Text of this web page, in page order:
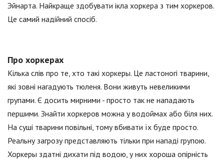
Эйнарта. Найкраще здобувати ікла хоркера з тим хоркеров.
Це самий надійний спосіб.
Про хоркерах
Кілька слів про те, хто такі хоркеры. Це ластоногі тварини,
які зовні нагадують тюленя. Вони живуть невеликими
групами. Є досить мирними - просто так не нападають
першими. Знайти хоркеров можна у водоймах або біля них.
На суші тварини повільні, тому вбивати їх буде просто.
Реальну загрозу представляють тільки при нападі групою.
Хоркеры здатні дихати під водою, у них хороша опірність